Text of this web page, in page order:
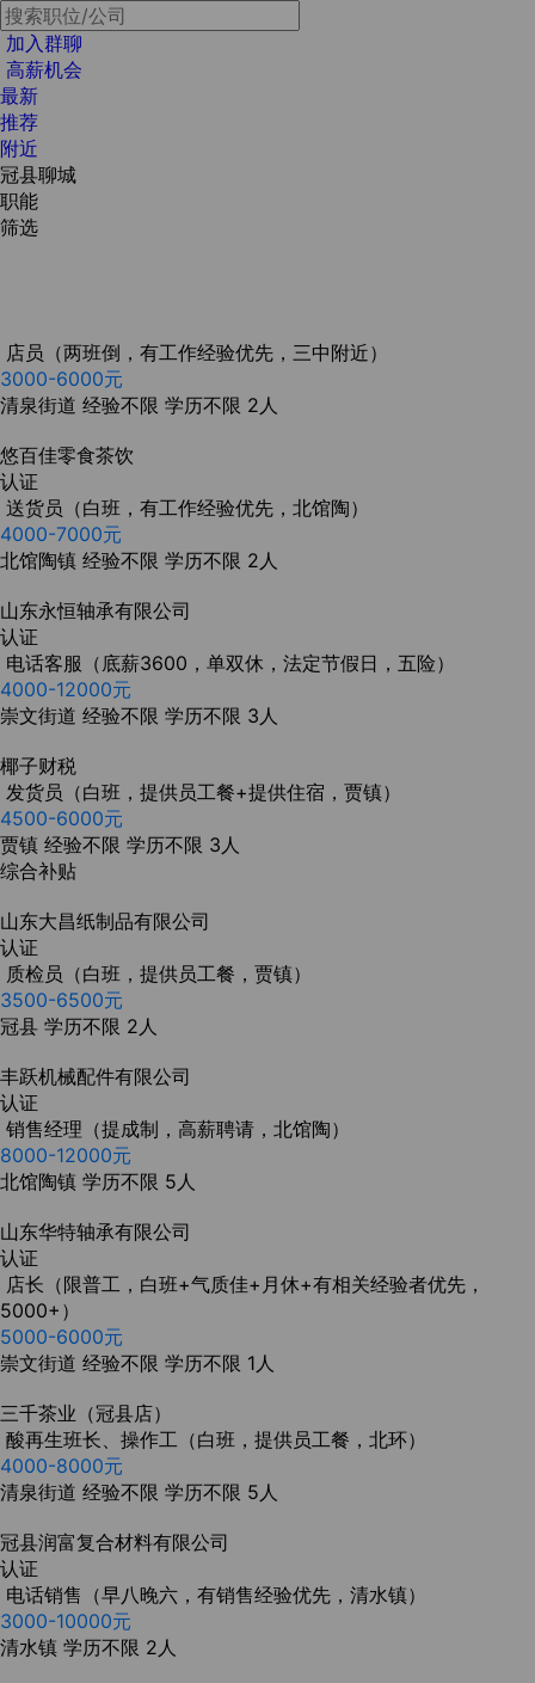
加入群聊
高薪机会
最新
推荐
附近
冠县聊城
职能
筛选
店员（两班倒，有工作经验优先，三中附近）
3000-6000元
清泉街道 经验不限 学历不限 2人
悠百佳零食茶饮
认证
送货员（白班，有工作经验优先，北馆陶）
4000-7000元
北馆陶镇 经验不限 学历不限 2人
山东永恒轴承有限公司
认证
电话客服（底薪3600，单双休，法定节假日，五险）
4000-12000元
崇文街道 经验不限 学历不限 3人
椰子财税
发货员（白班，提供员工餐+提供住宿，贾镇）
4500-6000元
贾镇 经验不限 学历不限 3人
综合补贴
山东大昌纸制品有限公司
认证
质检员（白班，提供员工餐，贾镇）
3500-6500元
冠县 学历不限 2人
丰跃机械配件有限公司
认证
销售经理（提成制，高薪聘请，北馆陶）
8000-12000元
北馆陶镇 学历不限 5人
山东华特轴承有限公司
认证
店长（限普工，白班+气质佳+月休+有相关经验者优先，
5000+）
5000-6000元
崇文街道 经验不限 学历不限 1人
三千茶业（冠县店）
酸再生班长、操作工（白班，提供员工餐，北环）
4000-8000元
清泉街道 经验不限 学历不限 5人
冠县润富复合材料有限公司
认证
电话销售（早八晚六，有销售经验优先，清水镇）
3000-10000元
清水镇 学历不限 2人